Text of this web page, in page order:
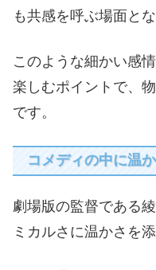
も共感を呼ぶ場面と
このような細かい感
楽しむポイントで、
です。
コメディの中に温
劇場版の監督である
ミカルさに温かさを